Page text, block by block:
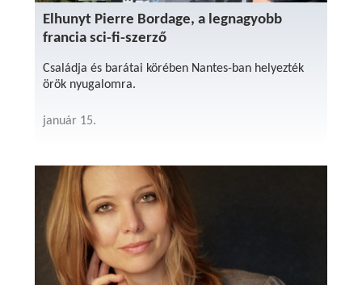
Elhunyt Pierre Bordage, a legnagyobb
francia sci-fi-szerző
Családja és barátai körében Nantes-ban helyezték
örök nyugalomra.
január 15.